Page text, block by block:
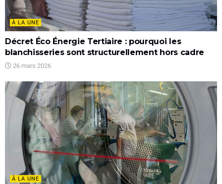
À LA UNE
Décret Éco Énergie Tertiaire : pourquoi les
blanchisseries sont structurellement hors cadre
26 mars 2026
À LA UNE